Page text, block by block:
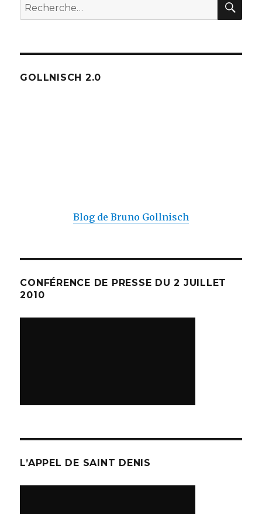
Recherche
pour :
GOLLNISCH 2.0
Blog de Bruno Gollnisch
CONFÉRENCE DE PRESSE DU 2 JUILLET
2010
L’APPEL DE SAINT DENIS